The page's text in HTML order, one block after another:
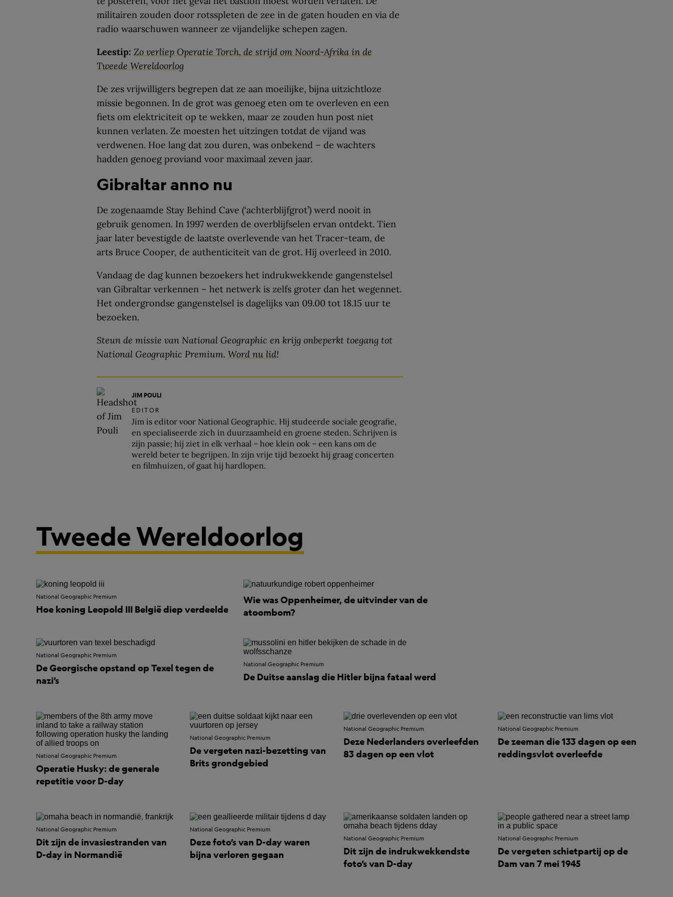
militairen zouden door rotsspleten de zee in de gaten houden en via de
radio waarschuwen wanneer ze vijandelijke schepen zagen.
Leestip: Zo verliep Operatie Torch, de strijd om Noord-Afrika in de
Tweede Wereldoorlog
De zes vrijwilligers begrepen dat ze aan moeilijke, bijna uitzichtloze
missie begonnen. In de grot was genoeg eten om te overleven en een
fiets om elektriciteit op te wekken, maar ze zouden hun post niet
kunnen verlaten. Ze moesten het uitzingen totdat de vijand was
verdwenen. Hoe lang dat zou duren, was onbekend – de wachters
hadden genoeg proviand voor maximaal zeven jaar.
Gibraltar anno nu
De zogenaamde Stay Behind Cave (‘achterblijfgrot’) werd nooit in
gebruik genomen. In 1997 werden de overblijfselen ervan ontdekt. Tien
jaar later bevestigde de laatste overlevende van het Tracer-team, de
arts Bruce Cooper, de authenticiteit van de grot. Hij overleed in 2010.
Vandaag de dag kunnen bezoekers het indrukwekkende gangenstelsel
van Gibraltar verkennen – het netwerk is zelfs groter dan het wegennet.
Het ondergrondse gangenstelsel is dagelijks van 09.00 tot 18.15 uur te
bezoeken.
Steun de missie van National Geographic en krijg onbeperkt toegang tot
National Geographic Premium. Word nu lid!
JIM POULI
EDITOR
Jim is editor voor National Geographic. Hij studeerde sociale geografie,
en specialiseerde zich in duurzaamheid en groene steden. Schrijven is
zijn passie; hij ziet in elk verhaal – hoe klein ook – een kans om de
wereld beter te begrijpen. In zijn vrije tijd bezoekt hij graag concerten
en filmhuizen, of gaat hij hardlopen.
Tweede Wereldoorlog
National Geographic Premium
Hoe koning Leopold III België diep verdeelde
Wie was Oppenheimer, de uitvinder van de
atoombom?
National Geographic Premium
De Georgische opstand op Texel tegen de
nazi’s
National Geographic Premium
De Duitse aanslag die Hitler bijna fataal werd
National Geographic Premium
Operatie Husky: de generale
repetitie voor D-day
National Geographic Premium
De vergeten nazi-bezetting van
Brits grondgebied
National Geographic Premium
Deze Nederlanders overleefden
83 dagen op een vlot
National Geographic Premium
De zeeman die 133 dagen op een
reddingsvlot overleefde
National Geographic Premium
Dit zijn de invasiestranden van
D-day in Normandië
National Geographic Premium
Deze foto’s van D-day waren
bijna verloren gegaan
National Geographic Premium
Dit zijn de indrukwekkendste
foto’s van D-day
National Geographic Premium
De vergeten schietpartij op de
Dam van 7 mei 1945